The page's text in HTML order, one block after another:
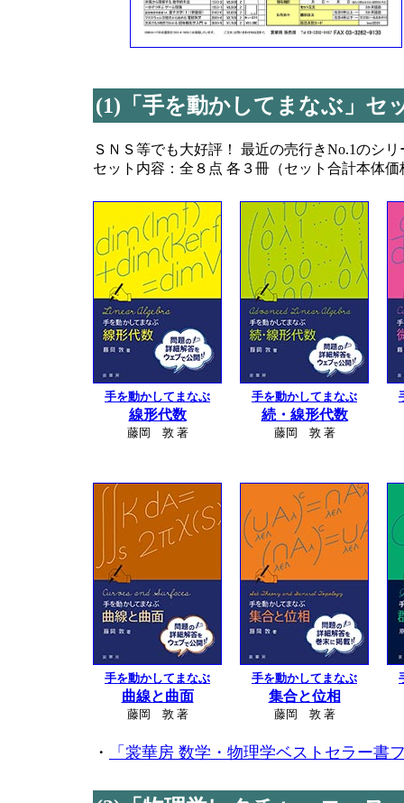
(1)「手を動かしてまなぶ」セ
ＳＮＳ等でも大好評！ 最近の売行きNo.1のシ
セット内容：全８点 各３冊（セット合計本体価
手を動かしてまなぶ
線形代数
藤岡 敦 著
手を動かしてまなぶ
続・線形代数
藤岡 敦 著
手を動かしてまなぶ
曲線と曲面
藤岡 敦 著
手を動かしてまなぶ
集合と位相
藤岡 敦 著
・ 「裳華房 数学・物理学ベストセラー書